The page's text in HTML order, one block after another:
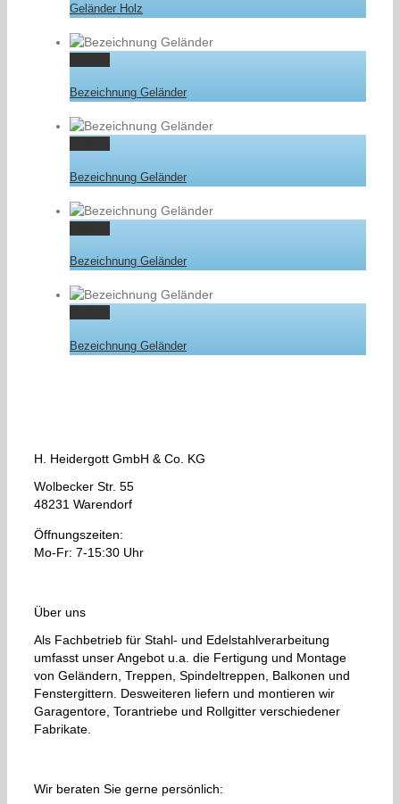
Geländer Holz
Bezeichnung Geländer
Bezeichnung Geländer
Bezeichnung Geländer
Bezeichnung Geländer
H. Heidergott GmbH & Co. KG
Wolbecker Str. 55
48231 Warendorf
Öffnungszeiten:
Mo-Fr: 7-15:30 Uhr
Über uns
Als Fachbetrieb für Stahl- und Edelstahlverarbeitung
umfasst unser Angebot u.a. die Fertigung und Montage
von Geländern, Treppen, Spindeltreppen, Balkonen und
Fenstergittern. Desweiteren liefern und montieren wir
Garagentore, Torantriebe und Rollgitter verschiedener
Fabrikate.
Wir beraten Sie gerne persönlich: